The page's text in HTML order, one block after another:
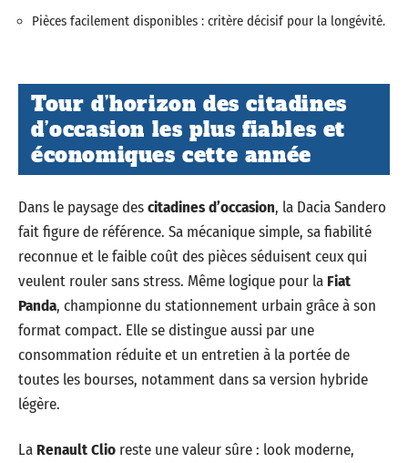
Pièces facilement disponibles : critère décisif pour la longévité.
Tour d’horizon des citadines
d’occasion les plus fiables et
économiques cette année
Dans le paysage descitadines d’occasion, la Dacia Sandero
fait figure de référence. Sa mécanique simple, sa fiabilité
reconnue et le faible coût des pièces séduisent ceux qui
veulent rouler sans stress. Même logique pour la Fiat
Panda, championne du stationnement urbain grâce à son
format compact. Elle se distingue aussi par une
consommation réduite et un entretien à la portée de
toutes les bourses, notamment dans sa version hybride
légère.
La Renault Clio reste une valeur sûre : look moderne,